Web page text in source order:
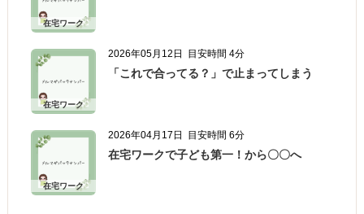
在宅ワーク
在宅ワーク
2026年05月12日 目安時間 4分
「これで合ってる？」で止まってしまう
在宅ワーク
2026年04月17日 目安時間 6分
在宅ワークで子ども第一！から〇〇へ